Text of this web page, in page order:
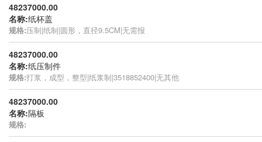
48237000.00
名称:纸杯盖
规格:压制|纸制|圆形，直径9.5CM|无需报
48237000.00
名称:纸压制件
规格:打浆，成型，整型|纸浆制|3518852400|无其他
48237000.00
名称:隔板
规格: